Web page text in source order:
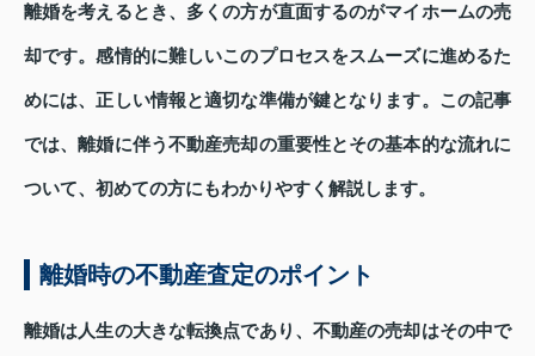
離婚を考えるとき、多くの方が直面するのがマイホームの売
却です。感情的に難しいこのプロセスをスムーズに進めるた
めには、正しい情報と適切な準備が鍵となります。この記事
では、離婚に伴う不動産売却の重要性とその基本的な流れに
ついて、初めての方にもわかりやすく解説します。
離婚時の不動産査定のポイント
離婚は人生の大きな転換点であり、不動産の売却はその中で